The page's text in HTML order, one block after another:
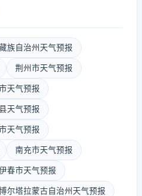
族自治州天气预报
荆州市天气预报
天气预报
天气预报
天气预报
南充市天气预报
春市天气预报
尔塔拉蒙古自治州天气预报